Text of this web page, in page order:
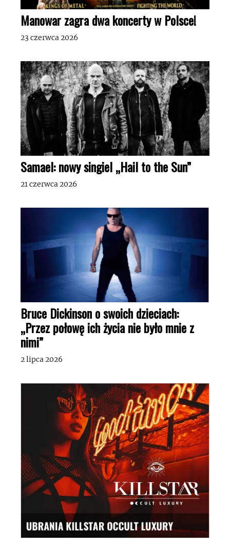
Manowar zagra dwa koncerty w Polsce!
23 czerwca 2026
Samael: nowy singiel „Hail to the Sun”
21 czerwca 2026
Bruce Dickinson o swoich dzieciach:
„Przez połowę ich życia nie było mnie z
nimi”
2 lipca 2026